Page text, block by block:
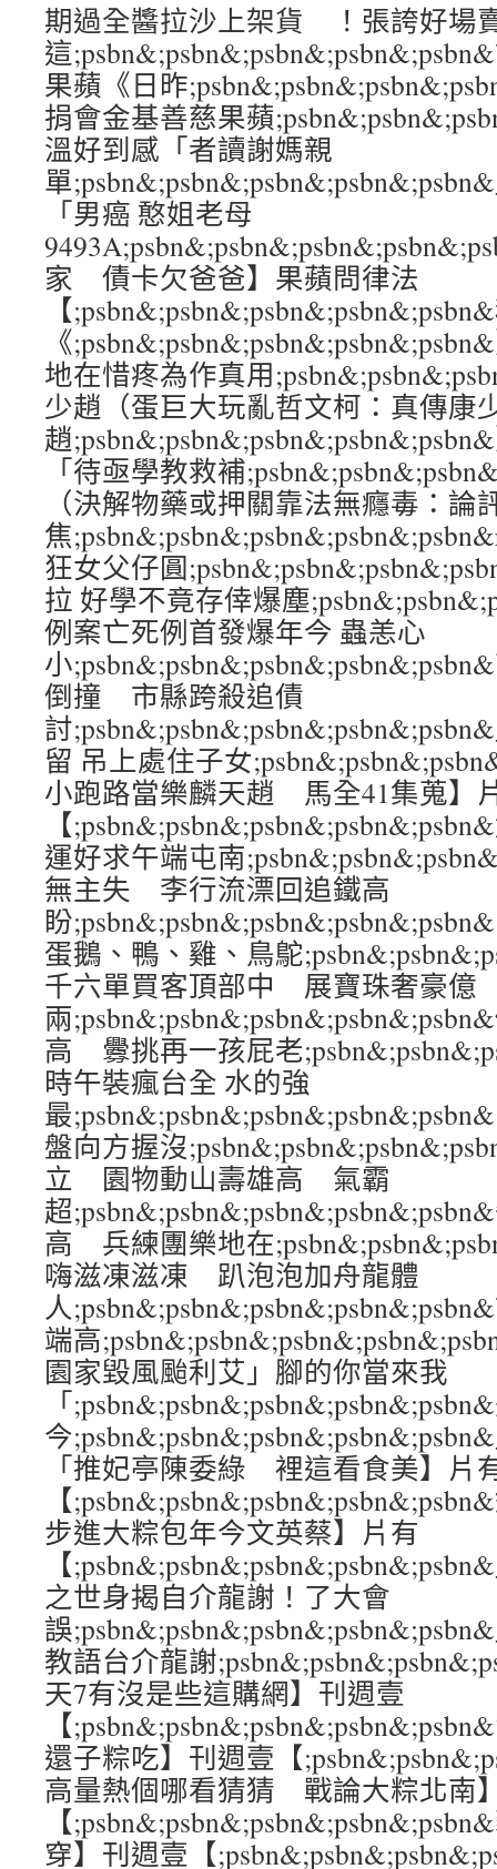
期過全醬拉沙上架貨 ！張誇好場
這
果蘋《日昨
捐會金基善慈果蘋
溫好到感「者讀謝媽親
單
「男癌 憨姐老母
家 債卡欠爸爸】果蘋問律法
【
《
地在惜疼為作真用
少趙（蛋巨大玩亂哲文柯：真傳康
趙
「待亟學教救補
（決解物藥或押關靠法無癮毒：論
焦
狂女父仔圓
拉 好學不竟存倖爆塵
例案亡死例首發爆年今 蟲恙心
小
倒撞 市縣跨殺追債
討
留 吊上處住子女
小跑路當樂麟天趙 馬全41集蒐】
【
運好求午端屯南
無主失 李行流漂回追鐵高
盼
蛋鵝、鴨、雞、鳥鴕
千六單買客頂部中 展寶珠奢豪億
兩
高 釁挑再一孩屁老
時午裝瘋台全 水的強
最
盤向方握沒
立 園物動山壽雄高 氣霸
超
高 兵練團樂地在
嗨滋凍滋凍 趴泡泡加舟龍體
人
端高
園家毀風颱利艾」腳的你當來我
「
今
「推妃亭陳委綠 裡這看食美】片
【
步進大粽包年今文英蔡】片有
【
之世身揭自介龍謝！了大會
誤
教語台介龍謝
天7有沒是些這購網】刊週壹
【
還子粽吃】刊週壹【
高量熱個哪看猜猜 戰論大粽北南
【
穿】刊週壹【